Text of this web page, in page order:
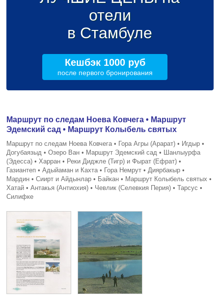
отели
в Стамбуле
Кешбэк 1000 руб
после первого бронирования
Маршрут по следам Ноева Ковчега • Маршрут
Эдемский сад • Маршрут Колыбель святых
Маршрут по следам Ноева Ковчега • Гора Агры (Арарат) • Игдыр •
Догубаязыд • Озеро Ван • Маршрут Эдемский сад • Шанлыурфа
(Эдесса) • Харран • Реки Диджле (Тигр) и Фырат (Ефрат) •
Газиантеп • Адыйаман и Кахта • Гора Немрут • Диярбакыр •
Мардин • Сиирт и Айдынлар • Байкан • Маршрут Колыбель святых •
Хатай • Антакья (Антиохия) • Чевлик (Селевкия Перия) • Тарсус •
Силифке